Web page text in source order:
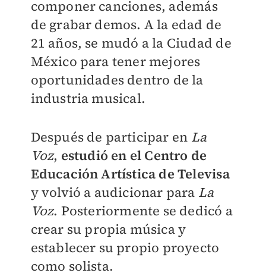
componer canciones, además
de grabar demos. A la edad de
21 años, se mudó a la Ciudad de
México para tener mejores
oportunidades dentro de la
industria musical.
Después de participar en La
Voz, estudió en el Centro de
Educación Artística de Televisa
y volvió a audicionar para La
Voz. Posteriormente se dedicó a
crear su propia música y
establecer su propio proyecto
como solista.